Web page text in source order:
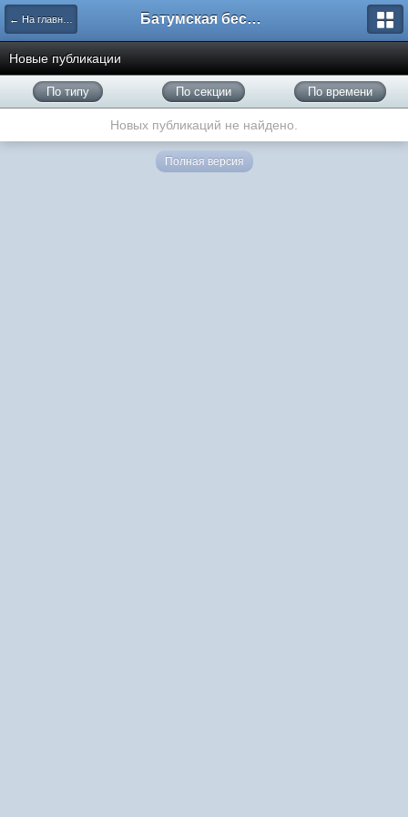
← На главную Батумская беседка
Новые публикации
По типу По секции По времени
Новых публикаций не найдено.
Полная версия